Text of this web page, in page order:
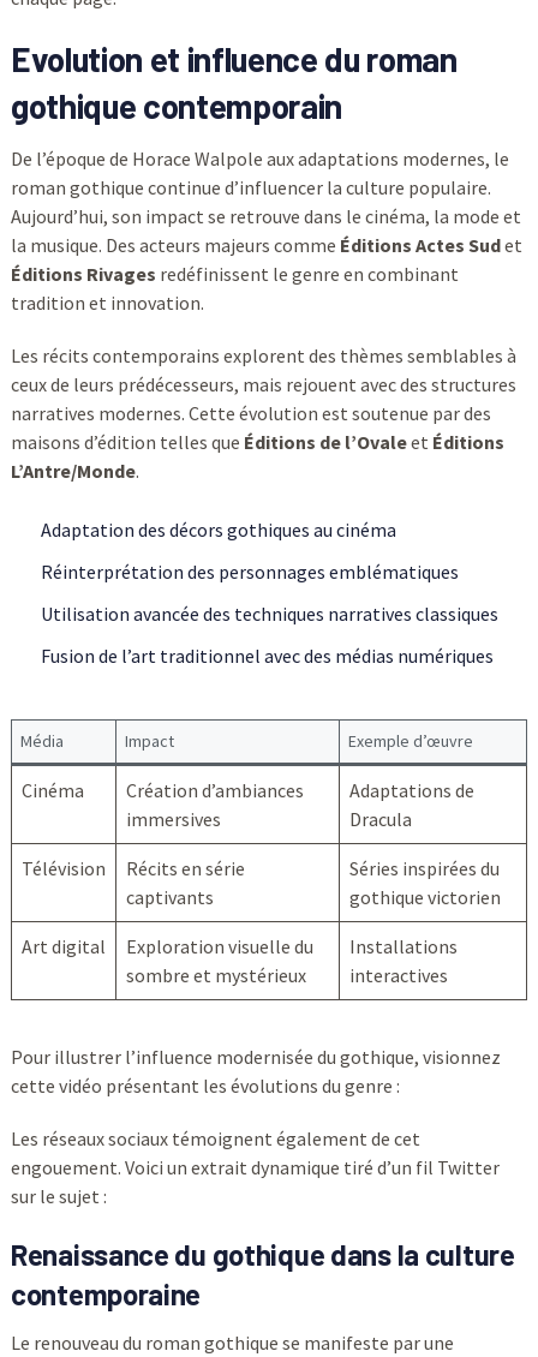
Evolution et influence du roman
gothique contemporain
De l’époque de Horace Walpole aux adaptations modernes, le
roman gothique continue d’influencer la culture populaire.
Aujourd’hui, son impact se retrouve dans le cinéma, la mode et
la musique. Des acteurs majeurs comme Éditions Actes Sudet
Éditions Rivages redéfinissent le genre en combinant
tradition et innovation.
Les récits contemporains explorent des thèmes semblables à
ceux de leurs prédécesseurs, mais rejouent avec des structures
narratives modernes. Cette évolution est soutenue par des
maisons d’édition telles que Éditions de l’Ovaleet Éditions
L’Antre/Monde.
Adaptation des décors gothiques au cinéma
Réinterprétation des personnages emblématiques
Utilisation avancée des techniques narratives classiques
Fusion de l’art traditionnel avec des médias numériques
Média Impact Exemple d’œuvre
Cinéma
Création d’ambiances
immersives
Adaptations de
Dracula
Télévision
Récits en série
captivants
Séries inspirées du
gothique victorien
Art digital
Exploration visuelle du
sombre et mystérieux
Installations
interactives
Pour illustrer l’influence modernisée du gothique, visionnez
cette vidéo présentant les évolutions du genre :
Les réseaux sociaux témoignent également de cet
engouement. Voici un extrait dynamique tiré d’un fil Twitter
sur le sujet :
Renaissance du gothique dans la culture
contemporaine
Le renouveau du roman gothique se manifeste par une